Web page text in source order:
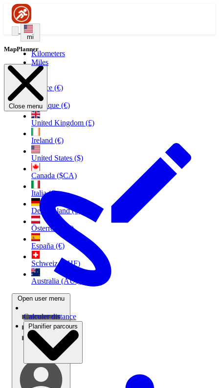
mi
Kilometers
Miles
France (€)
Belgique (€)
United Kingdom (£)
Ireland (€)
United States ($)
Canada ($CA)
Italia (€)
Deutschland (€)
Österreich (€)
España (€)
Schweiz (CHF)
Australia (AU$)
Open user menu
MapPlanner
Close menu
Calculer distance
Planifier parcours